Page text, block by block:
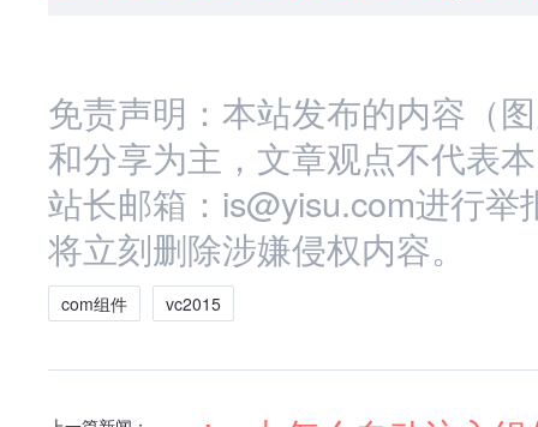
免责声明：本站发布的内容（
和分享为主，文章观点不代表
站长邮箱：is@yisu.com进行
将立刻删除涉嫌侵权内容。
com组件 vc2015